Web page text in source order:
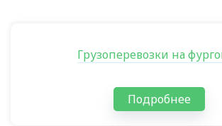
Грузоперевозки на
Подробнее